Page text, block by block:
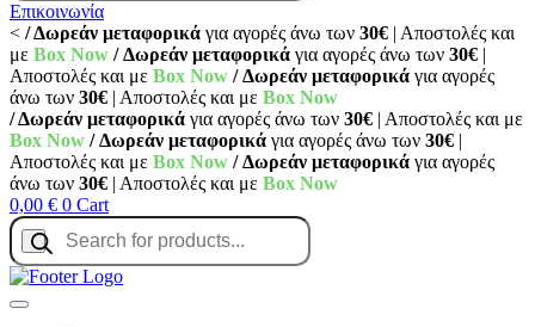
Επικοινωνία
< / Δωρεάν μεταφορικά για αγορές άνω των 30€ | Αποστολές και
με Box Now / Δωρεάν μεταφορικά για αγορές άνω των 30€ |
Αποστολές και με Box Now / Δωρεάν μεταφορικά για αγορές
άνω των 30€ | Αποστολές και με Box Now
/ Δωρεάν μεταφορικά για αγορές άνω των 30€ | Αποστολές και με
Box Now / Δωρεάν μεταφορικά για αγορές άνω των 30€ |
Αποστολές και με Box Now / Δωρεάν μεταφορικά για αγορές
άνω των 30€ | Αποστολές και με Box Now
0,00 € 0 Cart
Products
search